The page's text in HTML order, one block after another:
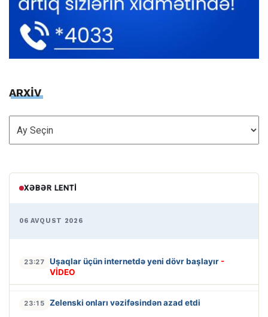
ARXİV
ARXİV
XƏBƏR LENTI
06 AVQUST 2026
23:27 Uşaqlar üçün internetdə yeni dövr başlayır -
VİDEO
23:15 Zelenski onları vəzifəsindən azad etdi